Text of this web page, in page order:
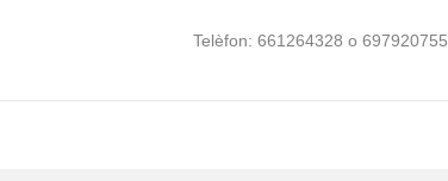
Telèfon: 661264328 o 697920755